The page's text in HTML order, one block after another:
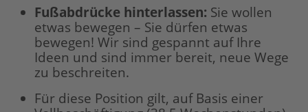
Fußabdrücke hinterlassen: Sie wollen
etwas bewegen – Sie dürfen etwas
bewegen! Wir sind gespannt auf Ihre
Ideen und sind immer bereit, neue Wege
zu beschreiten.
Für diese Position gilt, auf Basis einer